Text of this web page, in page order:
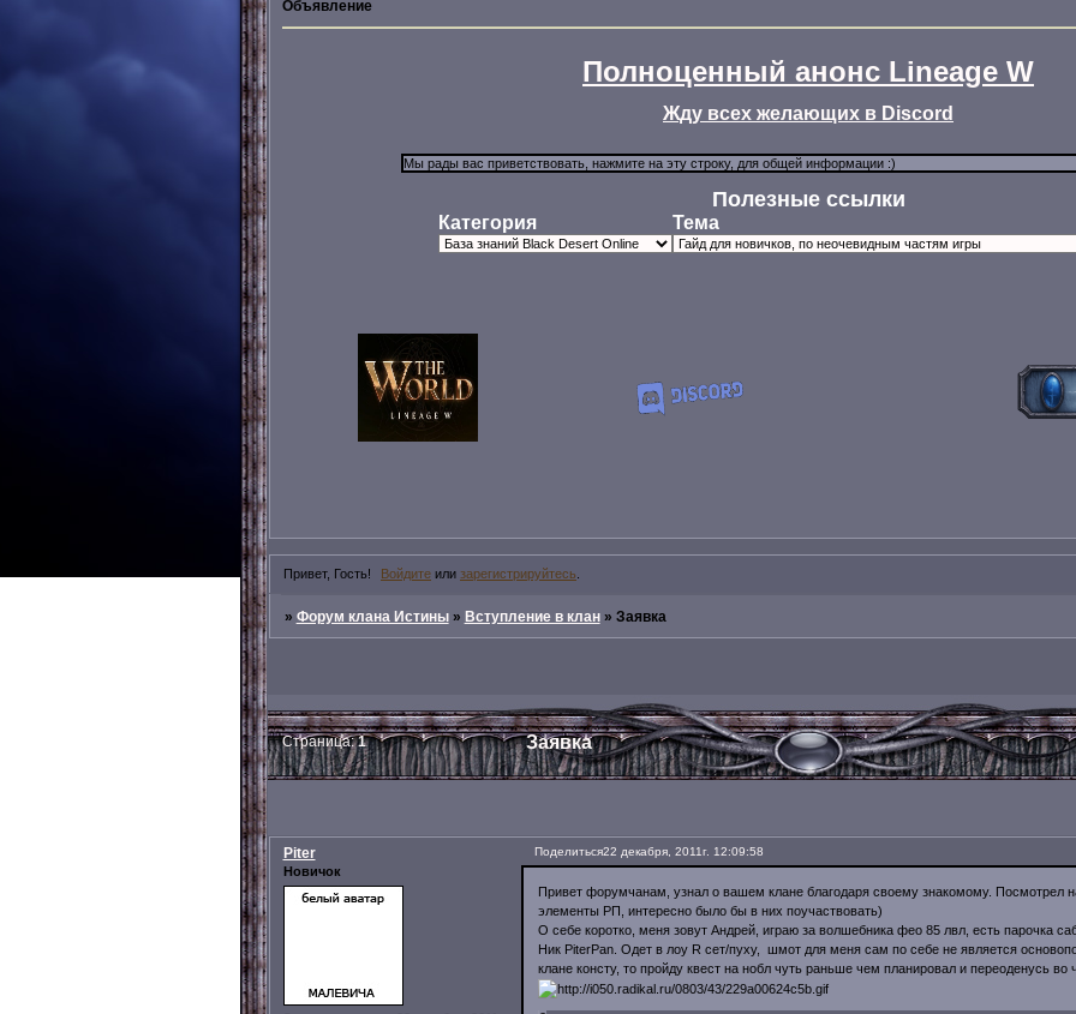
Объявление
Полноценный анонс Lineage W
Жду всех желающих в Discord
Полезные ссылки
Категория Тема
Привет, Гость! Войдите или зарегистрируйтесь
» Форум клана Истины » Вступление в клан » Заявка
Заявка
Страница:1
Поделиться22 декабря, 2011г. 12:09:58
Piter
Новичок
Привет форумчанам, узнал о вашем клане благодаря своему знакомому. Посмотрел
элементы РП, интересно было бы в них поучаствовать)
О себе коротко, меня зовут Андрей, играю за волшебника фео 85 лвл, есть парочка
Ник PiterРan. Одет в лоу R сет/пуху, шмот для меня сам по себе не является
клане консту, то пройду квест на нобл чуть раньше чем планировал и переоденусь